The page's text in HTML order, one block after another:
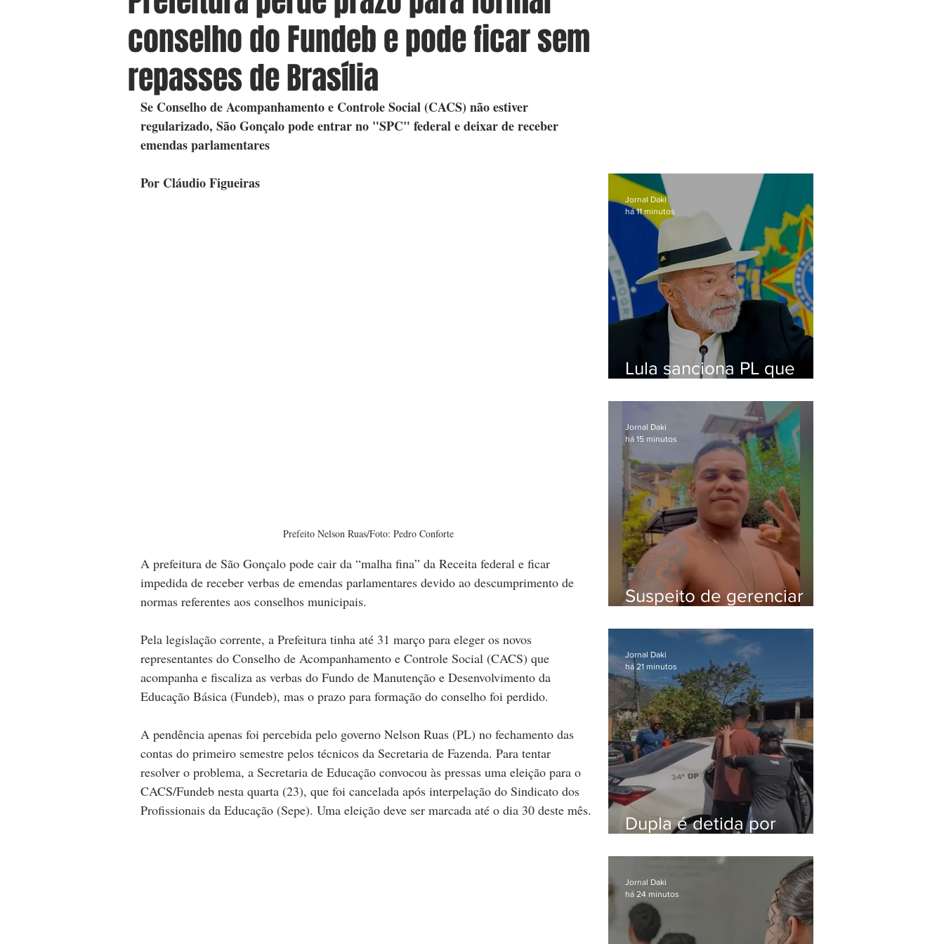
conselho do Fundeb e pode ficar sem
repasses de Brasília
Se Conselho de Acompanhamento e Controle Social (CACS) não estiver
regularizado, São Gonçalo pode entrar no "SPC" federal e deixar de receber
emendas parlamentares
Por Cláudio Figueiras
Prefeito Nelson Ruas/Foto: Pedro Conforte
A prefeitura de São Gonçalo pode cair da “malha fina” da Receita federal e ficar
impedida de receber verbas de emendas parlamentares devido ao descumprimento de
normas referentes aos conselhos municipais.
Pela legislação corrente, a Prefeitura tinha até 31 março para eleger os novos
representantes do Conselho de Acompanhamento e Controle Social (CACS) que
acompanha e fiscaliza as verbas do Fundo de Manutenção e Desenvolvimento da
Educação Básica (Fundeb), mas o prazo para formação do conselho foi perdido.
A pendência apenas foi percebida pelo governo Nelson Ruas (PL) no fechamento das
contas do primeiro semestre pelos técnicos da Secretaria de Fazenda. Para tentar
resolver o problema, a Secretaria de Educação convocou às pressas uma eleição para o
CACS/Fundeb nesta quarta (23), que foi cancelada após interpelação do Sindicato dos
Profissionais da Educação (Sepe). Uma eleição deve ser marcada até o dia 30 deste mês.
Lula sanciona PL que
digitais contra crianças
Jornal Daki
há 11 minutos
Suspeito de gerenciar
após meses foragido
Jornal Daki
há 15 minutos
Dupla é detida por
animais silvestres em
Bangu
Jornal Daki
há 21 minutos
Jornal Daki
há 24 minutos